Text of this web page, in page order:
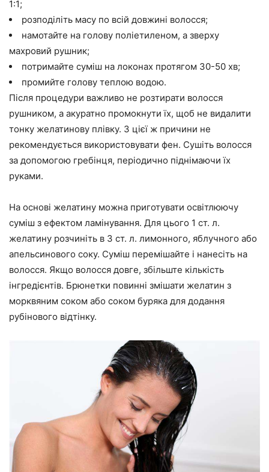
1:1;
розподіліть масу по всій довжині волосся;
намотайте на голову поліетиленом, а зверху
махровий рушник;
потримайте суміш на локонах протягом 30-50 хв;
промийте голову теплою водою.
Після процедури важливо не розтирати волосся
рушником, а акуратно промокнути їх, щоб не видалити
тонку желатинову плівку. З цієї ж причини не
рекомендується використовувати фен. Сушіть волосся
за допомогою гребінця, періодично піднімаючи їх
руками.
На основі желатину можна приготувати освітлюючу
суміш з ефектом ламінування. Для цього 1 ст. л.
желатину розчиніть в 3 ст. л. лимонного, яблучного або
апельсинового соку. Суміш перемішайте і нанесіть на
волосся. Якщо волосся довге, збільште кількість
інгредієнтів. Брюнетки повинні змішати желатин з
морквяним соком або соком буряка для додання
рубінового відтінку.